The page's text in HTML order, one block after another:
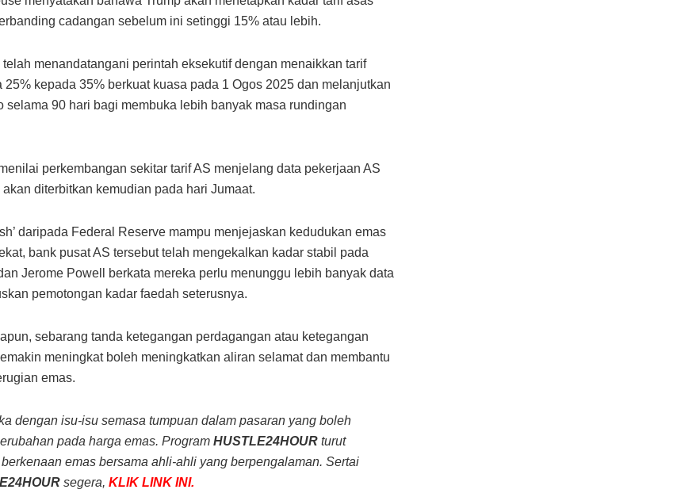
cadangan sebelum ini setinggi 15% atau lebih.
telah menandatangani perintah eksekutif dengan menaikkan tarif
25% kepada 35% berkuat kuasa pada 1 Ogos 2025 dan melanjutkan
selama 90 hari bagi membuka lebih banyak masa rundingan
perkembangan sekitar tarif AS menjelang data pekerjaan AS
diterbitkan kemudian pada hari Jumaat.
daripada Federal Reserve mampu menjejaskan kedudukan emas
bank pusat AS tersebut telah mengekalkan kadar stabil pada
Jerome Powell berkata mereka perlu menunggu lebih banyak data
pemotongan kadar faedah seterusnya.
sebarang tanda ketegangan perdagangan atau ketegangan
meningkat boleh meningkatkan aliran selamat dan membantu
emas.
dengan isu-isu semasa tumpuan dalam pasaran yang boleh
pada harga emas. Program HUSTLE24HOUR turut
emas bersama ahli-ahli yang berpengalaman. Sertai
segera, KLIK LINK INI.